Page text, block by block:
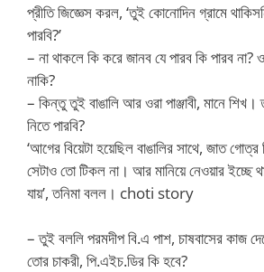
প্রীতি জিজ্ঞেস করল, ‘তুই কোনোদিন গ্রামে
পারবি?’
– না থাকলে কি করে জানব যে পারব কি পারব না?
নাকি?
– কিন্তু তুই বাঙালি আর ওরা পাঞ্জাবী, মানে শিখ।
নিতে পারবি?
‘আগের বিয়েটা হয়েছিল বাঙালির সাথে, জাত
সেটাও তো টিকল না। আর মানিয়ে নেওয়ার ইচ্ছে
যায়’, তনিমা বলল। choti story
– তুই বললি পরমদীপ বি.এ পাশ, চাষবাসের কাজ
তোর চাকরী, পি.এইচ.ডির কি হবে?